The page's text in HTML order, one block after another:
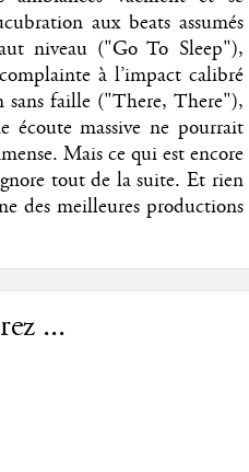
aux beats assumés
niveau ("Go To Sleep"),
à l’impact calibré
faille ("There, There"),
écoute massive ne pourrait
Mais ce qui est encore
tout de la suite. Et rien
des meilleures productions
...